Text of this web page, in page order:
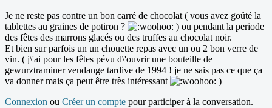
Je ne reste pas contre un bon carré de chocolat ( vous avez goûté la
tablettes au graines de potiron ?
) ou pendant la periode
des fêtes des marrons glacés ou des truffes au chocolat noir.
Et bien sur parfois un un chouette repas avec un ou 2 bon verre de
vin. ( j\'ai pour les fêtes pévu d\'ouvrir une bouteille de
gewurztraminer vendange tardive de 1994 ! je ne sais pas ce que ça
va donner mais ça peut être très intéressant
)
Connexion ou Créer un compte pour participer à la conversation.